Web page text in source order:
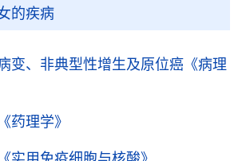
的疾病
变、非典型性增生及原位癌 《病理
《药理学》